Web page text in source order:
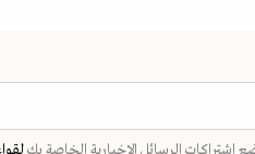
اشتراكات الرسائل الإخبارية الخاصة بك